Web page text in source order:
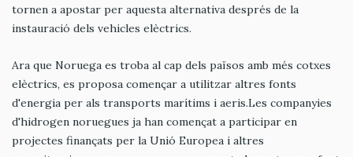
tornen a apostar per aquesta alternativa després de la
instauració dels vehicles elèctrics.
Ara que Noruega es troba al cap dels països amb més cotxes
elèctrics, es proposa començar a utilitzar altres fonts
d'energia per als transports marítims i aeris.Les companyies
d'hidrogen noruegues ja han començat a participar en
projectes finançats per la Unió Europea i altres